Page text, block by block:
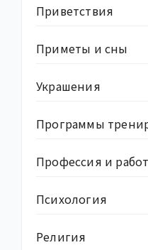
Приветствия
Приметы и сны
Украшения
Программы
Профессия и
Психология
Религия